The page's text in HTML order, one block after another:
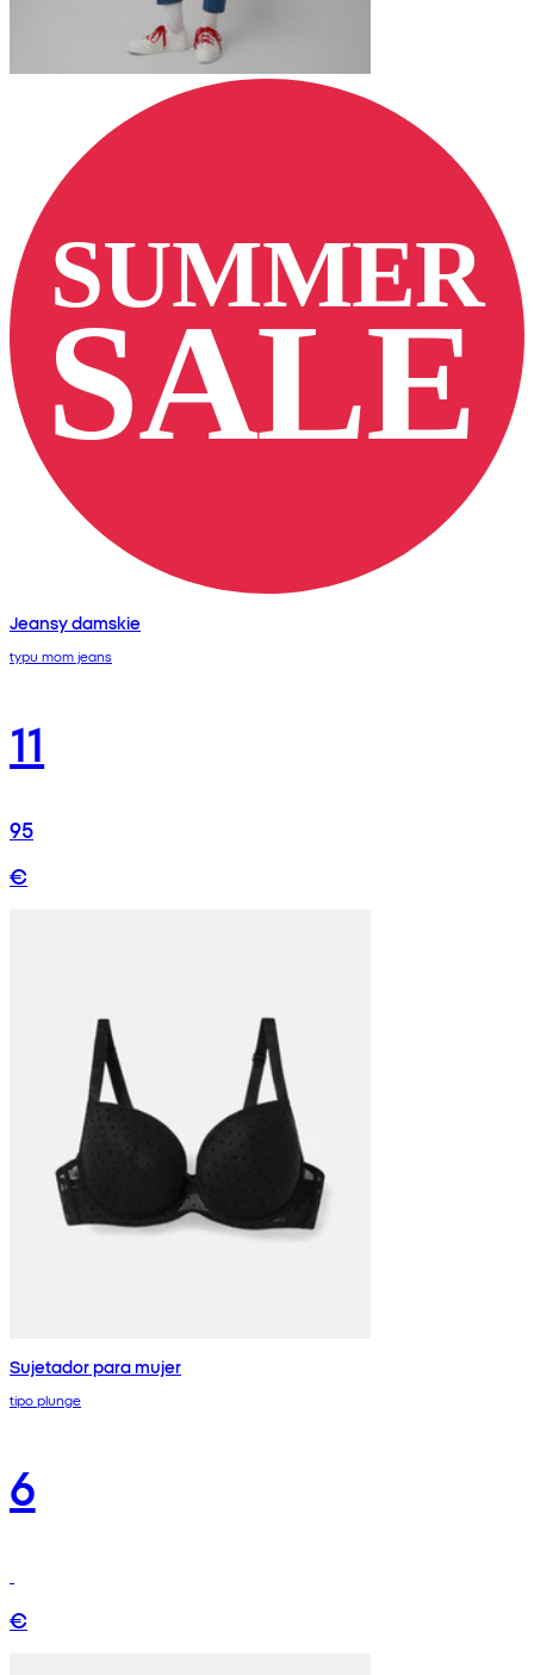
Jeansy damskie
typu mom jeans
11
95
€
Sujetador para mujer
tipo plunge
6
€